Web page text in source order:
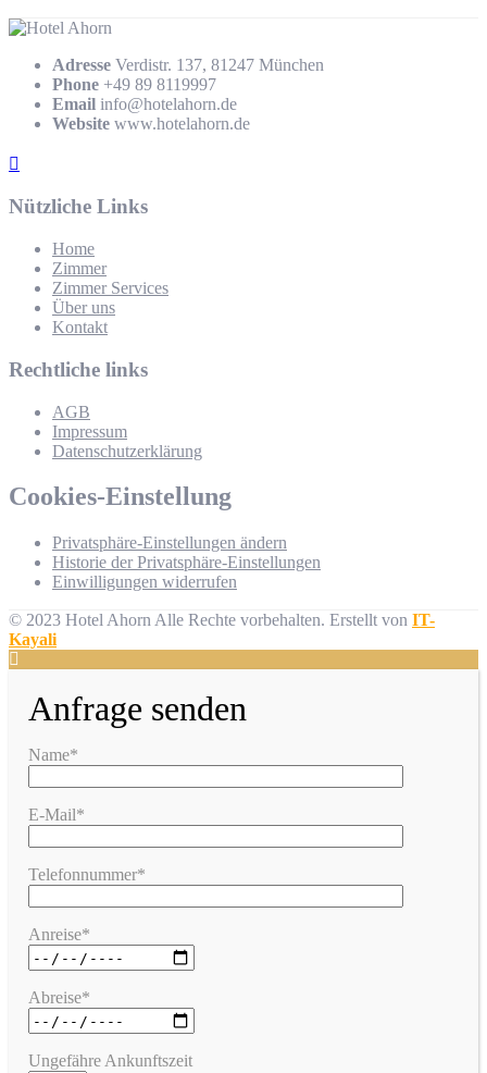
Adresse Verdistr. 137, 81247 München
Phone +49 89 8119997
Email info@hotelahorn.de
Website www.hotelahorn.de
Nützliche Links
Home
Zimmer
Zimmer Services
Über uns
Kontakt
Rechtliche links
AGB
Impressum
Datenschutzerklärung
Cookies-Einstellung
Privatsphäre-Einstellungen ändern
Historie der Privatsphäre-Einstellungen
Einwilligungen widerrufen
© 2023 Hotel Ahorn Alle Rechte vorbehalten. Erstellt von IT-
Kayali
Anfrage senden
Name*
E-Mail*
Telefonnummer*
Anreise*
Abreise*
Ungefähre Ankunftszeit